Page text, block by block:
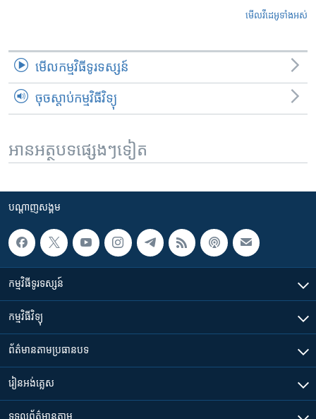
មើល​វីដេអូ​ទាំង​អស់
មើល​កម្មវិធី​ទូរទស្សន៍
ចុចស្តាប់កម្មវិធីវិទ្យុ
អានអត្ថបទផ្សេងៗទៀត
បណ្តាញ​សង្គម
កម្មវិធី​ទូរទស្សន៍
កម្មវិធី​វិទ្យុ
ព័ត៌មាន​តាមប្រធានបទ​
រៀន​​អង់គ្លេស
ទទួល​ព័ត៌មាន​តាម